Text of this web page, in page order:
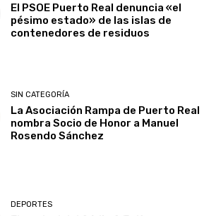
El PSOE Puerto Real denuncia «el
pésimo estado» de las islas de
contenedores de residuos
SIN CATEGORÍA
La Asociación Rampa de Puerto Real
nombra Socio de Honor a Manuel
Rosendo Sánchez
DEPORTES